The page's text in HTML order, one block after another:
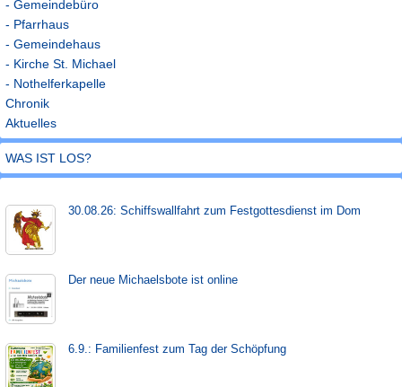
- Gemeindebüro
- Pfarrhaus
- Gemeindehaus
- Kirche St. Michael
- Nothelferkapelle
Chronik
Aktuelles
WAS IST LOS?
30.08.26: Schiffs­­wall­fahr­t zum Fest­gott­es­dienst im Dom
Der neue Michaels­bote ist on­line
6.9.: Familienfest zum Tag der Schöpfung